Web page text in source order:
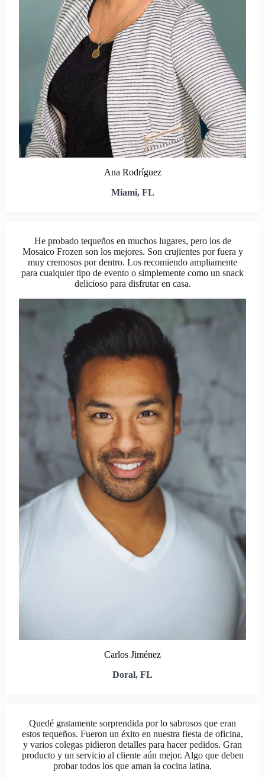
Ana Rodríguez
Miami, FL
He probado tequeños en muchos lugares, pero los de
Mosaico Frozen son los mejores. Son crujientes por fuera y
muy cremosos por dentro. Los recomiendo ampliamente
para cualquier tipo de evento o simplemente como un snack
delicioso para disfrutar en casa.
Carlos Jiménez
Doral, FL
Quedé gratamente sorprendida por lo sabrosos que eran
estos tequeños. Fueron un éxito en nuestra fiesta de oficina,
y varios colegas pidieron detalles para hacer pedidos. Gran
producto y un servicio al cliente aún mejor. Algo que deben
probar todos los que aman la cocina latina.